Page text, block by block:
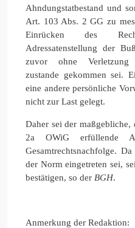
Ahndungstatbestand und
Art. 103 Abs. 2 GG zu
Einrücken des
Adressatenstellung der
zuvor ohne Verletzung
zustande gekommen sei.
eine andere persönliche
nicht zur Last gelegt.
Daher sei der maßgebliche,
2a OWiG erfüllende
Gesamtrechtsnachfolge.
der Norm eingetreten sei,
bestätigen, so der BGH.
Anmerkung der Redaktion: